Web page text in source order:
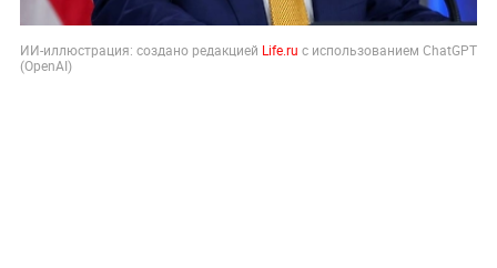
ИИ-иллюстрация: создано редакцией Life.ru с использованием ChatGPT
(OpenAI)